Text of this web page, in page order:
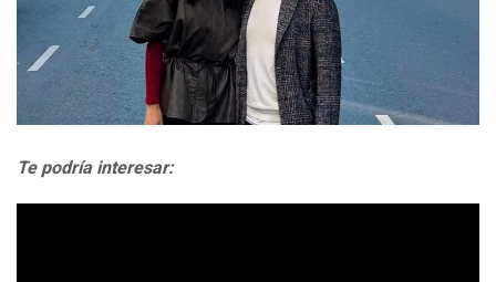
Te podría interesar: